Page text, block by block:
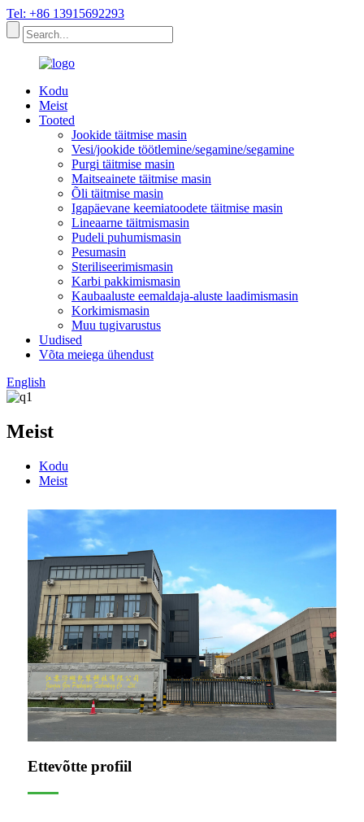
Tel: +86 13915692293
Kodu
Meist
Tooted
Jookide täitmise masin
Vesi/jookide töötlemine/segamine/segamine
Purgi täitmise masin
Maitseainete täitmise masin
Õli täitmise masin
Igapäevane keemiatoodete täitmise masin
Lineaarne täitmismasin
Pudeli puhumismasin
Pesumasin
Steriliseerimismasin
Karbi pakkimismasin
Kaubaaluste eemaldaja-aluste laadimismasin
Korkimismasin
Muu tugivarustus
Uudised
Võta meiega ühendust
English
Meist
Kodu
Meist
Ettevõtte profiil